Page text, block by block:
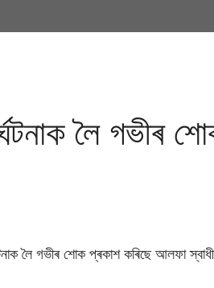
লৈ গভীৰ
লৈ গভীৰ শোক প্ৰকাশ কৰিছে আলফা